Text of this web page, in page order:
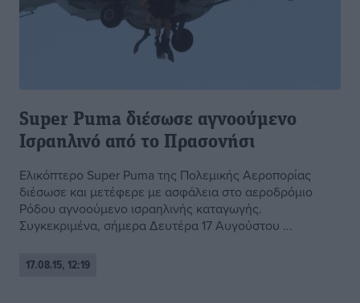
Super Puma διέσωσε αγνοούμενο
Ισραηλινό από το Πρασονήσι
Ελικόπτερο Super Puma της Πολεμικής Αεροπορίας
διέσωσε και μετέφερε με ασφάλεια στο αεροδρόμιο
Ρόδου αγνοούμενο ισραηλινής καταγωγής.
Συγκεκριμένα, σήμερα Δευτέρα 17 Αυγούστου ...
17.08.15, 12:19